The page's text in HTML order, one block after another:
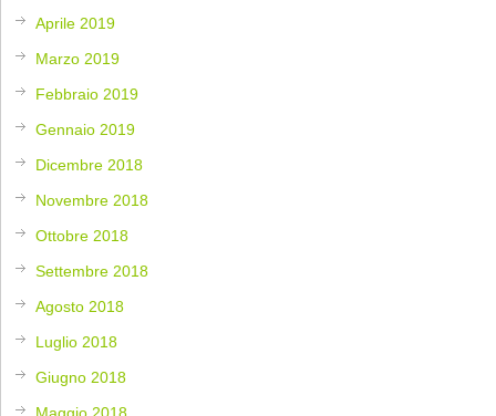
Aprile 2019
Marzo 2019
Febbraio 2019
Gennaio 2019
Dicembre 2018
Novembre 2018
Ottobre 2018
Settembre 2018
Agosto 2018
Luglio 2018
Giugno 2018